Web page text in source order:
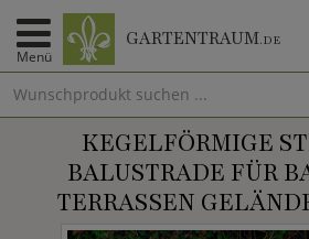
Menü
GARTENTRAUM.DE
KEGELFÖRMIGE
BALUSTRADE FÜR
TERRASSEN